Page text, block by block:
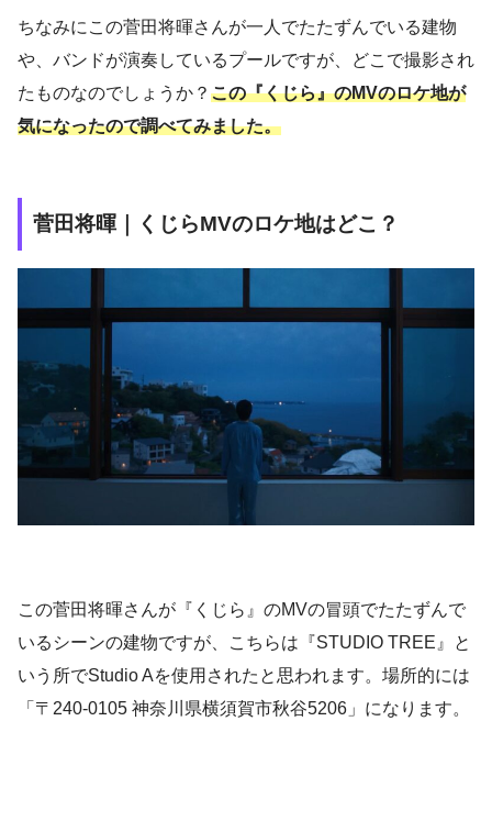
ちなみにこの菅田将暉さんが一人でたたずんでいる建物
や、バンドが演奏しているプールですが、どこで撮影され
たものなのでしょうか？ この『くじら』のMVのロケ地が
気になったので調べてみました。
菅田将暉｜くじらMVのロケ地はどこ？
この菅田将暉さんが『くじら』のMVの冒頭でたたずんで
いるシーンの建物ですが、こちらは『STUDIO TREE』と
いう所でStudio Aを使用されたと思われます。場所的には
「〒240-0105 神奈川県横須賀市秋谷5206」になります。